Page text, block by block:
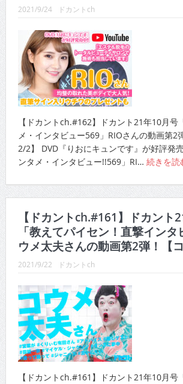
2021/9/24 ドカントch
【ドカントch.#162】ドカント21年10月号
メ・インタビュー569」RIOさんの動画第2
2/2】 DVD『りおにキュンです』が好評発
ンタメ・インタビュー!!569」RI… 続きを読
【ドカントch.#161】ドカント
「教えてパイセン！直撃インタ
ウメ太夫さんの動画第2弾！【
2021/9/22 ドカントch
【ドカントch.#161】ドカント21年10月号